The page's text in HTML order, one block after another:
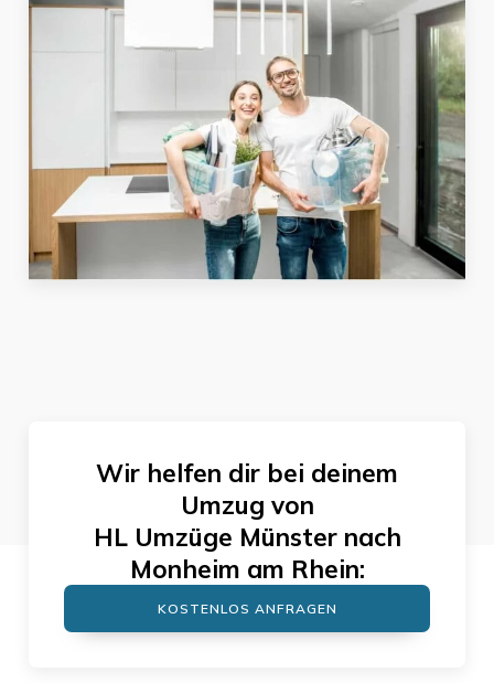
Wir helfen dir bei deinem
Umzug von
HL Umzüge Münsternach
Monheim am Rhein:
KOSTENLOS ANFRAGEN